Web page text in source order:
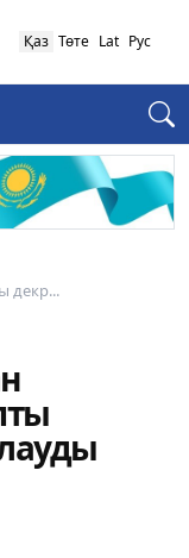
Қаз Төте Lat Рус
декр...